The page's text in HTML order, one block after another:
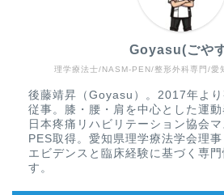
理学療法士/NASM-PEN/整形外科専門/愛
Goyasu(ごや
後藤靖昇（Goyasu）。2017年よ
従事。膝・腰・肩を中心とした運動
日本疼痛リハビリテーション協会
PES取得。愛知県理学療法学会理
エビデンスと臨床経験に基づく専
す。
疾